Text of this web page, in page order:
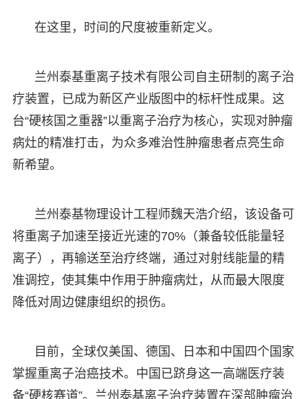
在这里，时间的尺度被重新定义。
兰州泰基重离子技术有限公司自主研制的离子治
疗装置，已成为新区产业版图中的标杆性成果。这
台“硬核国之重器”以重离子治疗为核心，实现对肿瘤
病灶的精准打击，为众多难治性肿瘤患者点亮生命
新希望。
兰州泰基物理设计工程师魏天浩介绍，该设备可
将重离子加速至接近光速的70%（兼备较低能量轻
离子），再输送至治疗终端，通过对射线能量的精
准调控，使其集中作用于肿瘤病灶，从而最大限度
降低对周边健康组织的损伤。
目前，全球仅美国、德国、日本和中国四个国家
掌握重离子治癌技术。中国已跻身这一高端医疗装
备“硬核赛道”。兰州泰基离子治疗装置在深部肿瘤治